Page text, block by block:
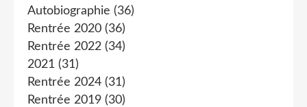
Autobiographie (36)
Rentrée 2020 (36)
Rentrée 2022 (34)
2021 (31)
Rentrée 2024 (31)
Rentrée 2019 (30)